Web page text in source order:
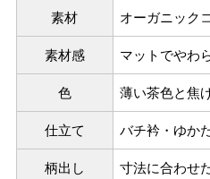
素材 オーガニック
素材感 マットでやわ
色 薄い茶色と焦
仕立て バチ衿・ゆか
柄出し 寸法に合わせ